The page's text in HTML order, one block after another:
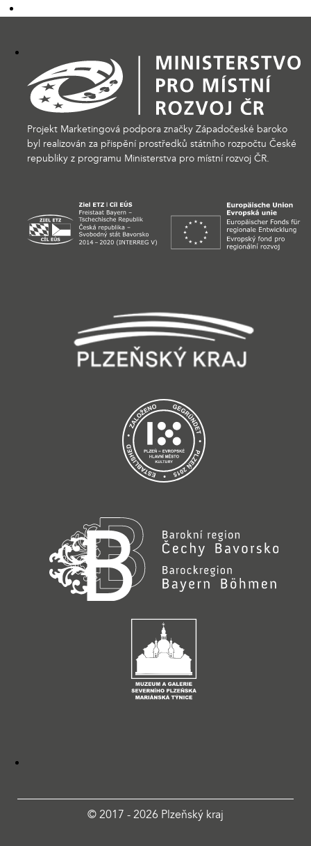
Projekt Marketingová podpora značky Západočeské baroko
byl realizován za přispění prostředků státního rozpočtu České
republiky z programu Ministerstva pro místní rozvoj ČR.
© 2017 - 2026 Plzeňský kraj